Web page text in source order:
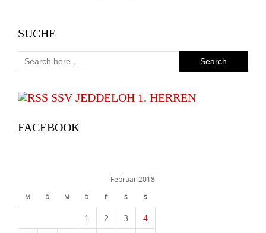
SUCHE
SSV JEDDELOH 1. HERREN
FACEBOOK
Februar 2018
M D M D F S S
1 2 3
4